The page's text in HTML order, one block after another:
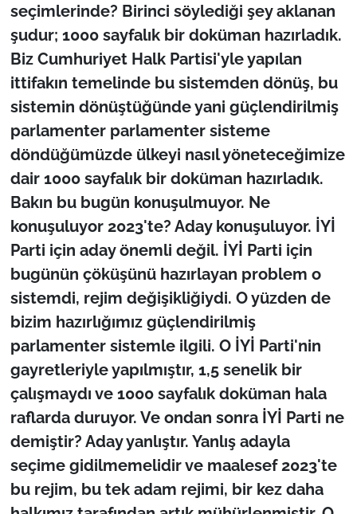
seçimlerinde? Birinci söylediği şey aklanan
şudur; 1000 sayfalık bir doküman hazırladık.
Biz Cumhuriyet Halk Partisi'yle yapılan
ittifakın temelinde bu sistemden dönüş, bu
sistemin dönüştüğünde yani güçlendirilmiş
parlamenter parlamenter sisteme
döndüğümüzde ülkeyi nasıl yöneteceğimize
dair 1000 sayfalık bir doküman hazırladık.
Bakın bu bugün konuşulmuyor. Ne
konuşuluyor 2023'te? Aday konuşuluyor. İYİ
Parti için aday önemli değil. İYİ Parti için
bugünün çöküşünü hazırlayan problem o
sistemdi, rejim değişikliğiydi. O yüzden de
bizim hazırlığımız güçlendirilmiş
parlamenter sistemle ilgili. O İYİ Parti'nin
gayretleriyle yapılmıştır, 1,5 senelik bir
çalışmaydı ve 1000 sayfalık doküman hala
raflarda duruyor. Ve ondan sonra İYİ Parti ne
demiştir? Aday yanlıştır. Yanlış adayla
seçime gidilmemelidir ve maalesef 2023'te
bu rejim, bu tek adam rejimi, bir kez daha